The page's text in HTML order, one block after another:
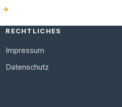
Werner Pfisterer teilnahm,
…
→
RECHTLICHES
Impressum
Datenschutz